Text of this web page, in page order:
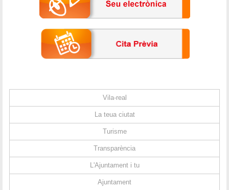
Vila-real
La teua ciutat
Turisme
Transparència
L'Ajuntament i tu
Ajuntament